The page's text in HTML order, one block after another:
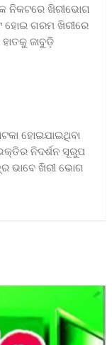
ନିକଟରେ ଖିରୀଭୋଗ
ହୋଇ ଗରମ ଖିରୀରେ
ଜାବୁଡ଼ି
ହୋଇଯାଇଥିବା
ନିଦର୍ଶନ ସୂରୁପ
ଭାବେ ଖିରୀ ଭୋଗ